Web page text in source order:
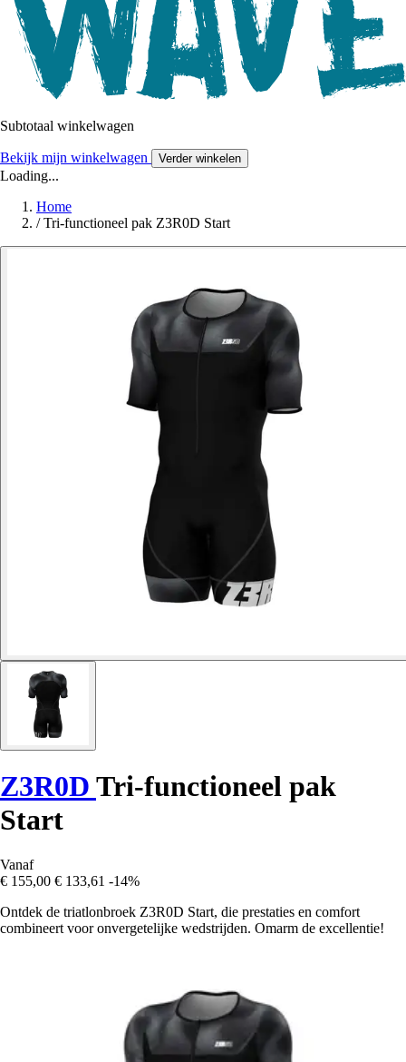
Subtotaal winkelwagen
Bekijk mijn winkelwagen Verder winkelen
Loading...
Home
/ Tri-functioneel pak Z3R0D Start
Z3R0D Tri-functioneel pak
Start
Vanaf
€ 155,00 € 133,61 -14%
Ontdek de triatlonbroek Z3R0D Start, die prestaties en comfort
combineert voor onvergetelijke wedstrijden. Omarm de excellentie!